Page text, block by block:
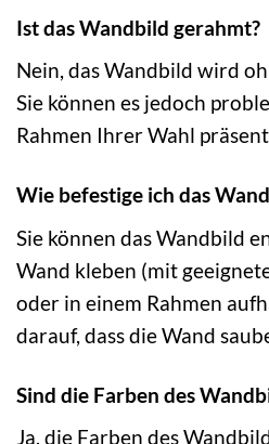
Ist das Wandbild gerahmt?
Nein, das Wandbild wird
Sie können es jedoch
Rahmen Ihrer Wahl
Wie befestige ich das
Sie können das Wandbild
Wand kleben (mit
oder in einem Rahmen
darauf, dass die Wand
Sind die Farben des
Ja, die Farben des